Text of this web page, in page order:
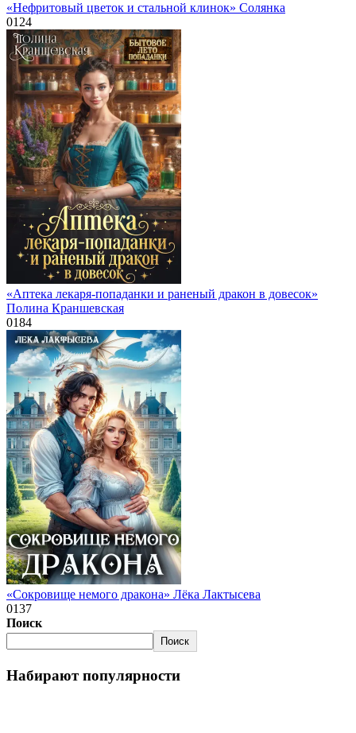
«Нефритовый цветок и стальной клинок» Солянка
0124
«Аптека лекаря-попаданки и раненый дракон в довесок»
Полина Краншевская
0184
«Сокровище немого дракона» Лёка Лактысева
0137
Поиск
Поиск
Набирают популярности